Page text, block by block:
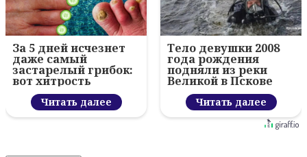
За 5 дней исчезнет
даже самый
застарелый грибок:
вот хитрость
Читать далее
Тело девушки 2008
года рождения
подняли из реки
Великой в Пскове
Читать далее